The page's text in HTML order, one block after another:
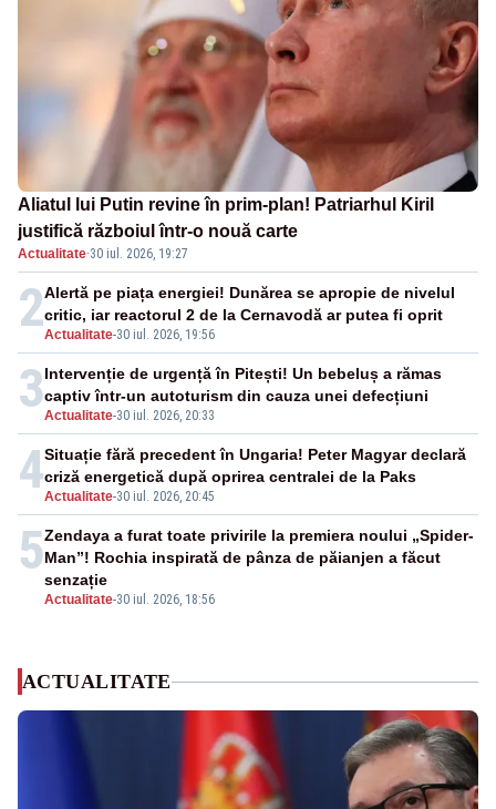
Aliatul lui Putin revine în prim-plan! Patriarhul Kiril
justifică războiul într-o nouă carte
Actualitate·30 iul. 2026, 19:27
2Actualitate-30 iul. 2026, 19:56
Alertă pe piața energiei! Dunărea se apropie de nivelul
critic, iar reactorul 2 de la Cernavodă ar putea fi oprit
3Actualitate-30 iul. 2026, 20:33
Intervenție de urgență în Pitești! Un bebeluș a rămas
captiv într-un autoturism din cauza unei defecțiuni
4Actualitate-30 iul. 2026, 20:45
Situație fără precedent în Ungaria! Peter Magyar declară
criză energetică după oprirea centralei de la Paks
5
Actualitate-30 iul. 2026, 18:56
Zendaya a furat toate privirile la premiera noului „Spider-
Man”! Rochia inspirată de pânza de păianjen a făcut
senzație
ACTUALITATE